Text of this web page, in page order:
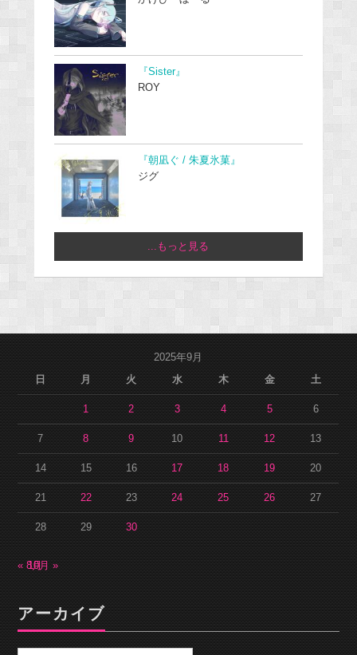
『Sister』
ROY
『朝凪ぐ / 朱夏氷菓』
ジグ
...もっと見る
2025年9月
日
月 火 水 木 金 土
1 2 3 4 5 6
7 8 9 10 11 12 13
14 15 16 17 18 19 20
21 22 23 24 25 26 27
28 29 30
« 8月
10月 »
アーカイブ